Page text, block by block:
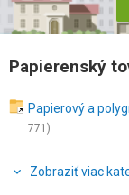
Papierenský
Papierový a
771)
Zobraziť viac